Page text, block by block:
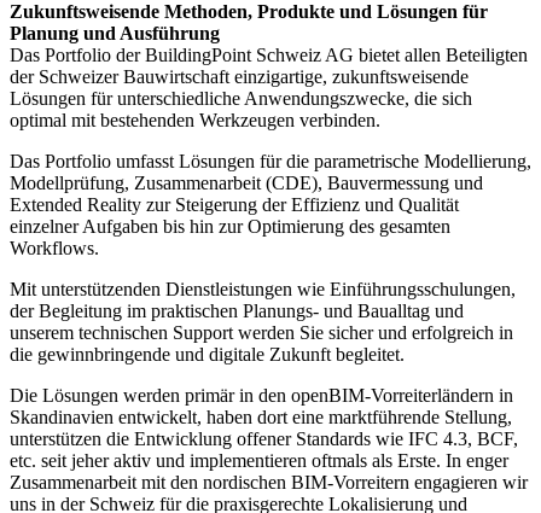
Zukunftsweisende Methoden, Produkte und Lösungen für
Planung und Ausführung
Das Portfolio der BuildingPoint Schweiz AG bietet allen Beteiligten
der Schweizer Bauwirtschaft einzigartige, zukunftsweisende
Lösungen für unterschiedliche Anwendungszwecke, die sich
optimal mit bestehenden Werkzeugen verbinden.
Das Portfolio umfasst Lösungen für die parametrische Modellierung,
Modellprüfung, Zusammenarbeit (CDE), Bauvermessung und
Extended Reality zur Steigerung der Effizienz und Qualität
einzelner Aufgaben bis hin zur Optimierung des gesamten
Workflows.
Mit unterstützenden Dienstleistungen wie Einführungsschulungen,
der Begleitung im praktischen Planungs- und Baualltag und
unserem technischen Support werden Sie sicher und erfolgreich in
die gewinnbringende und digitale Zukunft begleitet.
Die Lösungen werden primär in den openBIM-Vorreiterländern in
Skandinavien entwickelt, haben dort eine marktführende Stellung,
unterstützen die Entwicklung offener Standards wie IFC 4.3, BCF,
etc. seit jeher aktiv und implementieren oftmals als Erste. In enger
Zusammenarbeit mit den nordischen BIM-Vorreitern engagieren wir
uns in der Schweiz für die praxisgerechte Lokalisierung und